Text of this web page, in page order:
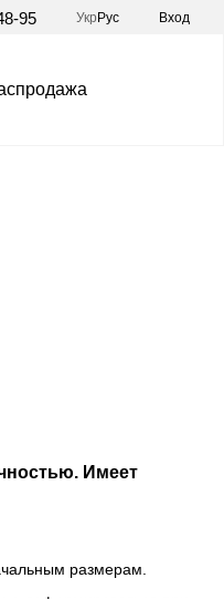
95 Укр Рус Вход
Имеет
размерам.